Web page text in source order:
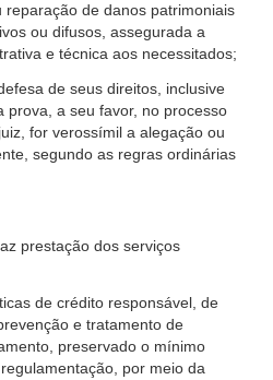
de danos patrimoniais
ou difusos, assegurada a
e técnica aos necessitados;
de seus direitos, inclusive
prova, a seu favor, no processo
for verossímil a alegação ou
segundo as regras ordinárias
prestação dos serviços
de crédito responsável, de
e tratamento de
preservado o mínimo
por meio da